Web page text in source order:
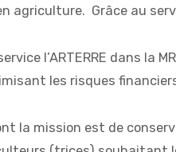
agriculture. Grâce au
l’ARTERRE dans la
les risques
la mission est de